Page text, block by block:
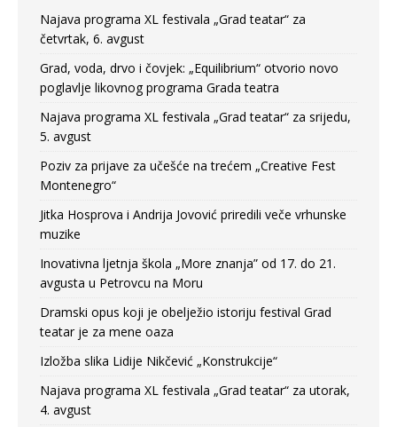
Najava programa XL festivala „Grad teatar“ za
četvrtak, 6. avgust
Grad, voda, drvo i čovjek: „Equilibrium“ otvorio novo
poglavlje likovnog programa Grada teatra
Najava programa XL festivala „Grad teatar“ za srijedu,
5. avgust
Poziv za prijave za učešće na trećem „Creative Fest
Montenegro“
Jitka Hosprova i Andrija Jovović priredili veče vrhunske
muzike
Inovativna ljetnja škola „More znanja” od 17. do 21.
avgusta u Petrovcu na Moru
Dramski opus koji je obelježio istoriju festival Grad
teatar je za mene oaza
Izložba slika Lidije Nikčević „Konstrukcije“
Najava programa XL festivala „Grad teatar“ za utorak,
4. avgust